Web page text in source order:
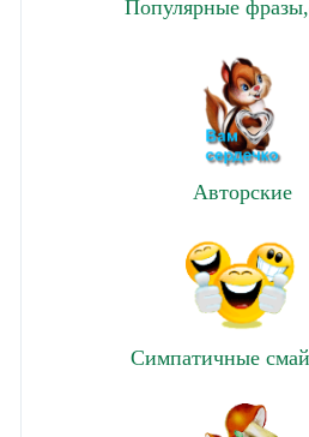
Популярные
Авторские
Симпатичные